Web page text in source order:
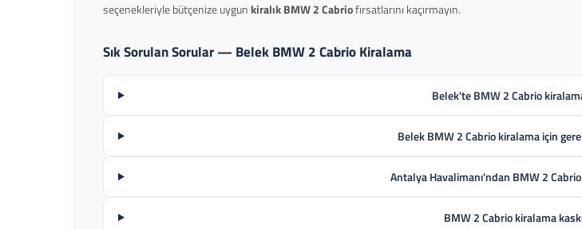
seçenekleriyle bütçenize uygun kiralık BMW 2 Cabriofırsatlarını kaçırmayın.
Sık Sorulan Sorular — Belek BMW 2 Cabrio Kiralama
Belek'te BMW 2 Cabrio
Belek BMW 2 Cabrio kiralama için
Antalya Havalimanı'ndan BMW 2
BMW 2 Cabrio kiralama